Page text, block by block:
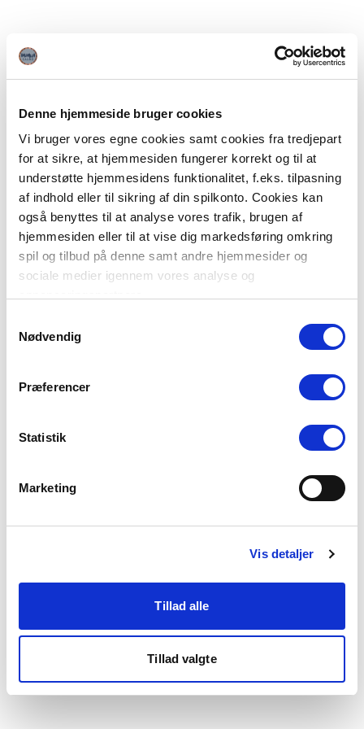
Denne hjemmeside bruger cookies
Vi bruger vores egne cookies samt cookies fra tredjepart
for at sikre, at hjemmesiden fungerer korrekt og til at
understøtte hjemmesidens funktionalitet, f.eks. tilpasning
af indhold eller til sikring af din spilkonto. Cookies kan
også benyttes til at analyse vores trafik, brugen af
hjemmesiden eller til at vise dig markedsføring omkring
spil og tilbud på denne samt andre hjemmesider og
sociale medier igennem vores analyse og
Du kan læse mere om vores brug af cookies under
"Detaljer" eller ved at klikke videre til vores Cookiepolitik,
Nødvendig
Præferencer
Statistik
Marketing
Vis detaljer
Tillad alle
Tillad valgte